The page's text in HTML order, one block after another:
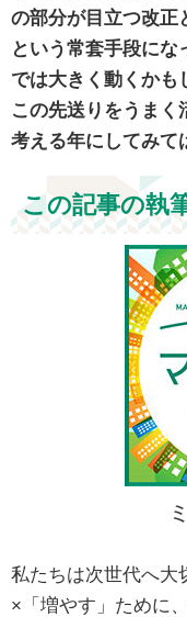
の部分が目立つ改正
という常套手段に
では大きく動くかも
この先送りをうまく
考える年にしてみて
この記事の執
私たちは次世代へ大
×「増やす」ために